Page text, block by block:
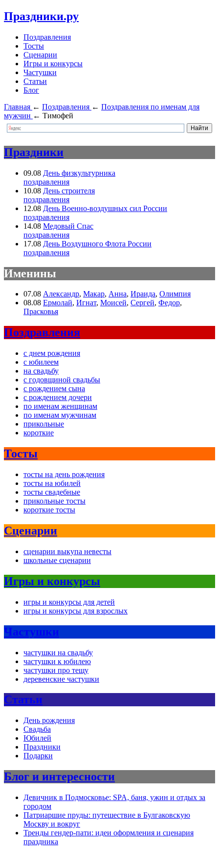
Праздники.ру
Поздравления
Тосты
Сценарии
Игры и конкурсы
Частушки
Статьи
Блог
Главная ← Поздравления ← Поздравления по именам для
мужчин ← Тимофей
Праздники
09.08 День физкультурника
поздравления
10.08 День строителя
поздравления
12.08 День Военно-воздушных сил России
поздравления
14.08 Медовый Спас
поздравления
17.08 День Воздушного Флота России
поздравления
Именины
07.08 Александр, Макар, Анна, Ираида, Олимпия
08.08 Ермолай, Игнат, Моисей, Сергей, Федор,
Прасковья
Поздравления
с днем рождения
с юбилеем
на свадьбу
с годовщиной свадьбы
с рождением сына
с рождением дочери
по именам женщинам
по именам мужчинам
прикольные
короткие
Тосты
тосты на день рождения
тосты на юбилей
тосты свадебные
прикольные тосты
короткие тосты
Сценарии
сценарии выкупа невесты
школьные сценарии
Игры и конкурсы
игры и конкурсы для детей
игры и конкурсы для взрослых
Частушки
частушки на свадьбу
частушки к юбилею
частушки про тещу
деревенские частушки
Статьи
День рождения
Свадьба
Юбилей
Праздники
Подарки
Блог и интересности
Девичник в Подмосковье: SPA, баня, ужин и отдых за
городом
Патриаршие пруды: путешествие в Булгаковскую
Москву и вокруг
Тренды гендер-пати: идеи оформления и сценария
праздника